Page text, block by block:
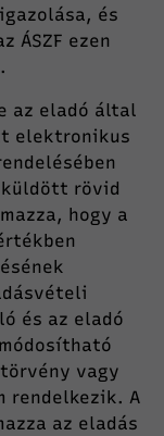
és
ÁSZF ezen
az eladó által
elektronikus
küldött rövid
hogy a
és az eladó
vagy
rendelkezik. A
az eladás